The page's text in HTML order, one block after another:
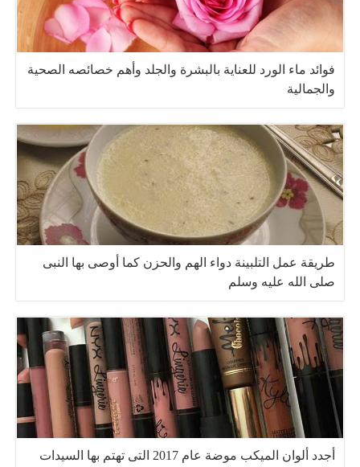
فوائد ماء الورد للعناية بالبشرة والجلد وأهم خصائصه الصحية
والجمالية
طريقة عمل التلبينة دواء الهم والحزن كما أوصى بها النبى
صلى الله عليه وسلم
أجدد ألوان الميكب موضة عام 2017 التى تهتم بها السيدات